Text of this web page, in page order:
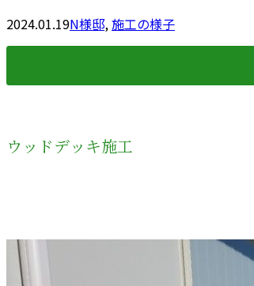
2024.01.19N様邸,施工の様子
ウッドデッキ施工